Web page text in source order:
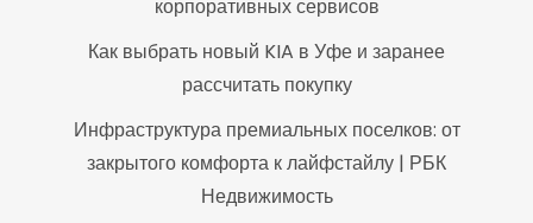
корпоративных сервисов
Как выбрать новый KIA в Уфе и заранее
рассчитать покупку
Инфраструктура премиальных поселков: от
закрытого комфорта к лайфстайлу | РБК
Недвижимость